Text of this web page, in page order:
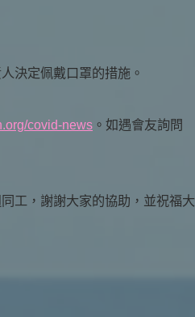
決定佩戴口罩的措施。
covid-news 。如遇會友詢問
工，謝謝大家的協助，並祝福大